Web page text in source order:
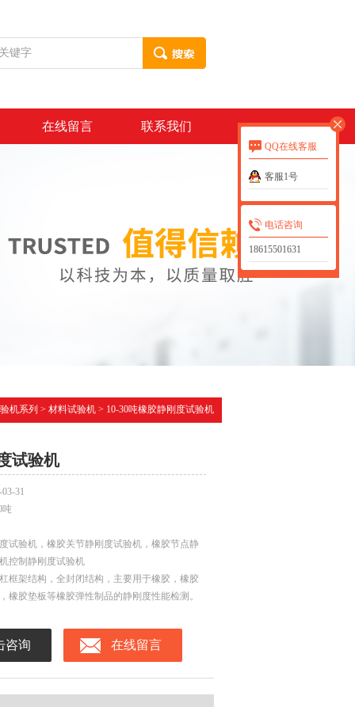
在线留言 联系我们
机系列 > 材料试验机> 10-30吨橡胶静刚度试验机
试验机
03-31
吨
试验机，橡胶关节静刚度试验机，橡胶节点静
控制静刚度试验机
框架结构，全封闭结构，主要用于橡胶，橡胶
橡胶垫板等橡胶弹性制品的静刚度性能检测。
咨询 在线留言
QQ在线客服
客服1号
电话咨询
18615501631